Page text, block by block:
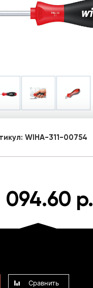
WIHA-311-00754
094.60 р.
Сравнить